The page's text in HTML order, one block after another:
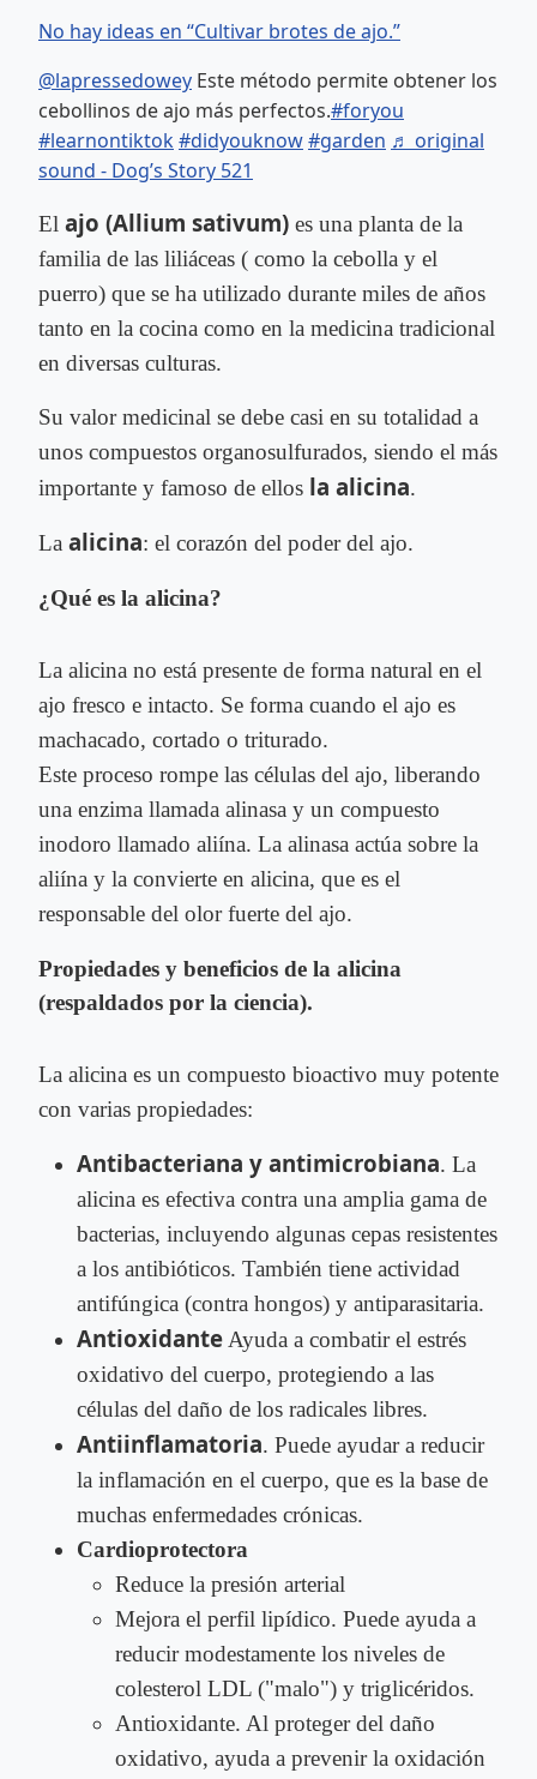
No hay ideas en “Cultivar brotes de ajo.”
@lapressedowey Este método permite obtener los
cebollinos de ajo más perfectos.#foryou
#learnontiktok#didyouknow#garden ♬ original
sound - Dog’s Story 521
El ajo (Allium sativum) es una planta de la
familia de las liliáceas ( como la cebolla y el
puerro) que se ha utilizado durante miles de años
tanto en la cocina como en la medicina tradicional
en diversas culturas.
Su valor medicinal se debe casi en su totalidad a
unos compuestos organosulfurados, siendo el más
importante y famoso de ellos la alicina.
La alicina: el corazón del poder del ajo.
¿Qué es la alicina?
La alicina no está presente de forma natural en el
ajo fresco e intacto. Se forma cuando el ajo es
machacado, cortado o triturado.
Este proceso rompe las células del ajo, liberando
una enzima llamada alinasa y un compuesto
inodoro llamado aliína. La alinasa actúa sobre la
aliína y la convierte en alicina, que es el
responsable del olor fuerte del ajo.
Propiedades y beneficios de la alicina
(respaldados por la ciencia).
La alicina es un compuesto bioactivo muy potente
con varias propiedades:
Antibacteriana y antimicrobiana. La
alicina es efectiva contra una amplia gama de
bacterias, incluyendo algunas cepas resistentes
a los antibióticos. También tiene actividad
antifúngica (contra hongos) y antiparasitaria.
Antioxidante Ayuda a combatir el estrés
oxidativo del cuerpo, protegiendo a las
células del daño de los radicales libres.
Antiinflamatoria. Puede ayudar a reducir
la inflamación en el cuerpo, que es la base de
muchas enfermedades crónicas.
Cardioprotectora
Reduce la presión arterial
Mejora el perfil lipídico. Puede ayuda a
reducir modestamente los niveles de
colesterol LDL ("malo") y triglicéridos.
Antioxidante. Al proteger del daño
oxidativo, ayuda a prevenir la oxidación